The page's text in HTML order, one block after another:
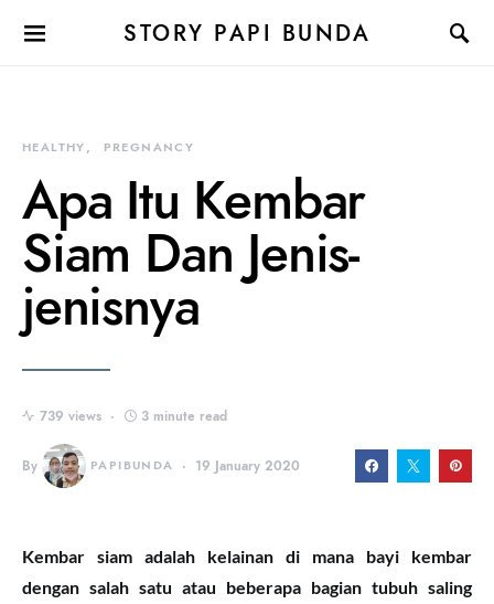
STORY PAPI BUNDA
HEALTHY PREGNANCY
Apa Itu Kembar
Siam Dan Jenis-
jenisnya
739 views 3 minute read
By PAPIBUNDA 19 January 2020
Kembar siam adalah kelainan di mana bayi kembar
dengan salah satu atau beberapa bagian tubuh saling